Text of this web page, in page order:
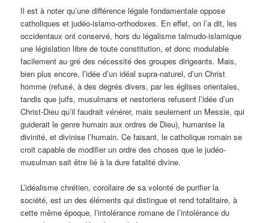
Il est à noter qu’une différence légale fondamentale oppose
catholiques et judéo-islamo-orthodoxes. En effet, on l’a dit, les
occidentaux ont conservé, hors du légalisme talmudo-islamique
une législation libre de toute constitution, et donc modulable
facilement au gré des nécessité des groupes dirigeants. Mais,
bien plus encore, l’idée d’un idéal supra-naturel, d’un Christ
homme (refusé, à des degrés divers, par les églises orientales,
tandis que juifs, musulmans et nestoriens refusent l’idée d’un
Christ-Dieu qu’il faudrait vénérer, mais seulement un Messie, qui
guiderait le genre humain aux ordres de Dieu), humanise la
divinité, et divinise l’humain. Ce faisant, le catholique romain se
croit capable de modifier un ordre des choses que le judéo-
musulman sait être lié à la dure fatalité divine.
L’idéalisme chrétien, corollaire de sa volonté de purifier la
société, est un des éléments qui distingue et rend totalitaire, à
cette même époque, l’intolérance romane de l’intolérance du